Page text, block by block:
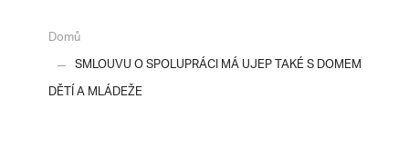
Domů
SMLOUVU O SPOLUPRÁCI MÁ UJEP TAKÉ S DOMEM
DĚTÍ A MLÁDEŽE